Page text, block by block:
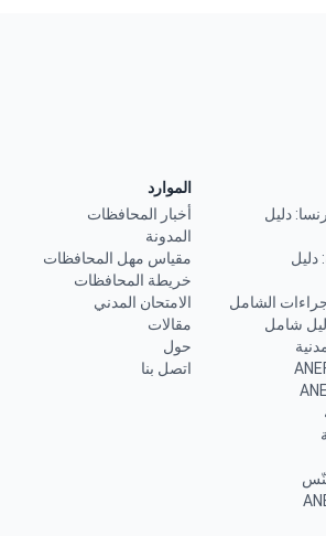
دليل
دليل
الشامل
شامل
الموارد
أخبار المحافظات
المدونة
مقياس مهل المحافظات
خريطة المحافظات
الامتحان المدني
مقالات
حول
اتصل بنا